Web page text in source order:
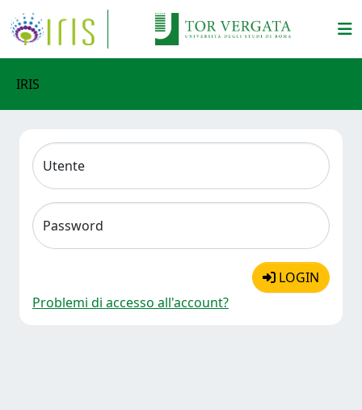
IRIS
Utente
Password
LOGIN
Problemi di accesso all'account?